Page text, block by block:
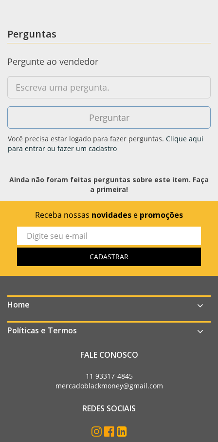
Perguntas
Pergunte ao vendedor
Você precisa estar logado para fazer perguntas. Clique aqui
para entrar ou fazer um cadastro
Ainda não foram feitas perguntas sobre este item. Faça
a primeira!
Receba nossas novidades e promoções
Home
Políticas e Termos
FALE CONOSCO
11 93317-4845
mercadoblackmoney@gmail.com
REDES SOCIAIS